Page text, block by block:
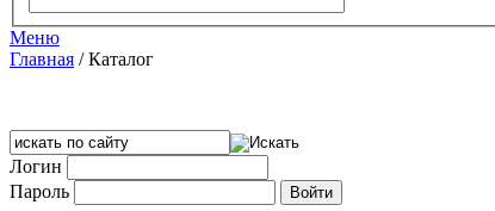
Меню
Главная /Каталог
Логин
Пароль